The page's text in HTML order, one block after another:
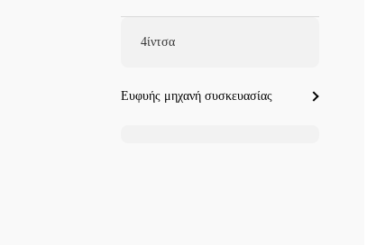
4ίντσα
Ευφυής μηχανή συσκευασίας